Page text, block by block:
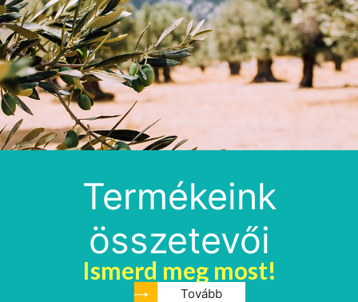
Termékeink
összetevői
Ismerd meg most!
Tovább